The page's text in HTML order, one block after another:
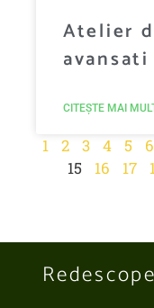
Atelier
CITEȘTE MAI
1 2 3 4 5 6
15
16 17